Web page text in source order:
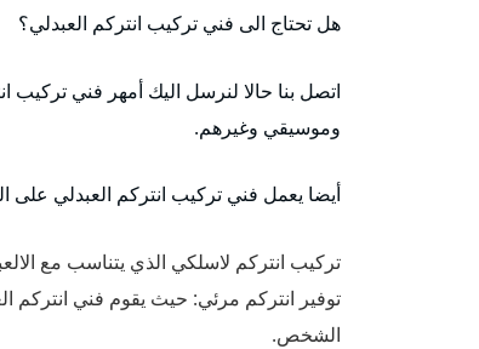
هل تحتاج الى فني تركيب انتركم العبدلي؟
اتصل بنا حالا لنرسل اليك أمهر فني
وموسيقي وغيرهم.
أيضا يعمل فني تركيب انتركم العبدلي على
تركيب انتركم لاسلكي الذي يتناسب مع
توفير انتركم مرئي: حيث يقوم فني انتركم
الشخص.